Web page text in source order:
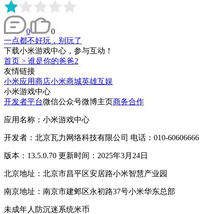
0
0
一点都不好玩，别玩了
下载小米游戏中心，参与互动！
首页 > 谁是你的爸爸2
友情链接
小米应用商店小米商城英雄互娱
小米游戏中心
开发者平台微信公众号微博主页商务合作
应用名称：小米游戏中心
开发者：北京瓦力网络科技有限公司 电话：010-60606666
版本：13.5.0.70 更新时间：2025年3月24日
北京地址：北京市昌平区安居路小米智慧产业园
南京地址：南京市建邺区永初路37号小米华东总部
未成年人防沉迷系统米币